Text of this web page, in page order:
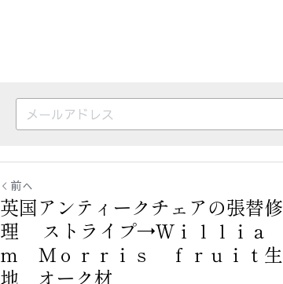
前へ
英国アンティークチェアの張替修
理 ストライプ→Ｗｉｌｌｉａ
ｍ Ｍｏｒｒｉｓ ｆｒｕｉｔ生
地 オーク材